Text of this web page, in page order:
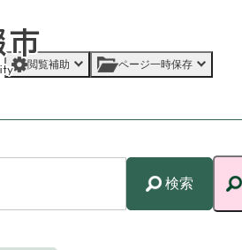
閲覧補助 ページ一時保存
検索